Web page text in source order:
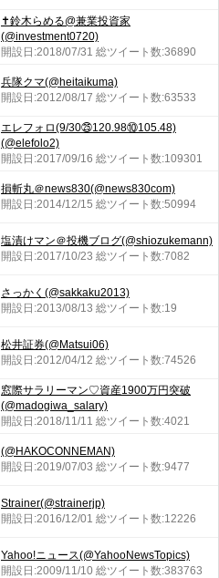
✝️鈴木らめる@兼業投資家
(@investment0720)
開設日:2018/07/31 総ツイート数:36890
兵隊クマ(@heitaikuma)
開設日:2012/08/17 総ツイート数:63533
エレフォロ(9/30㉕120.98⑩105.48)
(@elefolo2)
開設日:2017/09/16 総ツイート数:109301
損斬丸＠news830(@news830com)
開設日:2014/12/15 総ツイート数:50994
塩漬けマン＠投機ブログ(@shiozukemann)
開設日:2017/10/23 総ツイート数:7082
さっかく(@sakkaku2013)
開設日:2013/08/13 総ツイート数:19
松井証券(@Matsui06)
開設日:2012/04/12 総ツイート数:74526
窓際サラリーマン♡資産1900万円突破
(@madogiwa_salary)
開設日:2018/11/11 総ツイート数:4021
(@HAKOCONNEMAN)
開設日:2019/07/03 総ツイート数:9477
Strainer(@strainerjp)
開設日:2016/12/01 総ツイート数:12226
Yahoo!ニュース(@YahooNewsTopics)
開設日:2009/11/10 総ツイート数:383763